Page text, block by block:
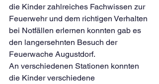
die Kinder zahlreiches Fachwissen zur
Feuerwehr und dem richtigen Verhalten
bei Notfällen erlernen konnten gab es
den langersehnten Besuch der
Feuerwache Augustdorf.
An verschiedenen Stationen konnten
die Kinder verschiedene